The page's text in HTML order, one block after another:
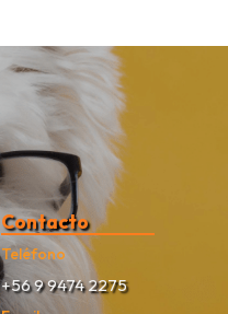
Contacto
Teléfono
+56 9 9474 2275